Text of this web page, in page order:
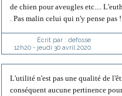
de chien pour aveugles etc....
. Pas malin celui qui n'y pense pas
Écrit par : defosse
12h20- jeudi 30 avril 2020
L'utilité n'est pas une qualité de
conséquent aucune pertinence